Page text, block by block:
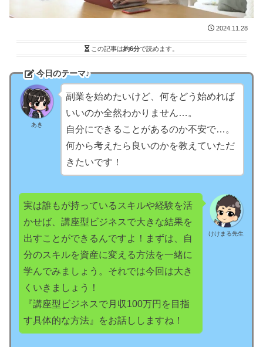
2024.11.28
この記事は約6分で読めます。
今日のテーマ♪
あき
副業を始めたいけど、何をどう始めれば
いいのか全然わかりません…。
自分にできることがあるのか不安で…。
何から考えたら良いのかを教えていただ
きたいです！
けけまる先生
実は誰もが持っているスキルや経験を活
かせば、講座型ビジネスで大きな結果を
出すことができるんですよ！まずは、自
分のスキルを資産に変える方法を一緒に
学んでみましょう。それでは今回は大き
くいきましょう！
『講座型ビジネスで月収100万円を目指
す具体的な方法』をお話ししますね！